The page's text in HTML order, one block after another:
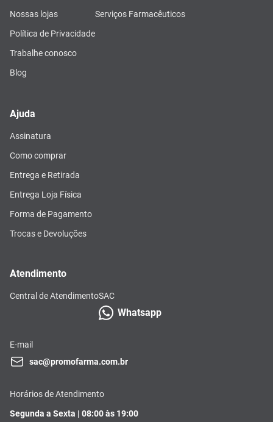
Nossas lojas
Política de Privacidade
Trabalhe conosco
Blog
Serviços Farmacêuticos
Ajuda
Assinatura
Como comprar
Entrega e Retirada
Entrega Loja Física
Forma de Pagamento
Trocas e Devoluções
Atendimento
Central de AtendimentoSAC
Whatsapp
E-mail
sac@promofarma.com.br
Horários de Atendimento
Segunda a Sexta | 08:00 às 19:00